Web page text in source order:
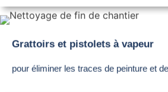
Grattoirs et pistolets à vapeur
pour éliminer les traces de peinture et